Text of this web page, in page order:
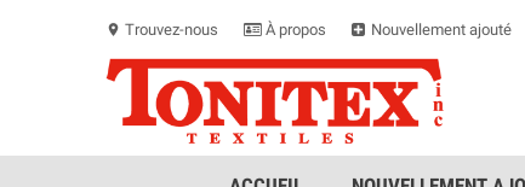
location_on Trouvez-nous À propos Nouvellement ajouté